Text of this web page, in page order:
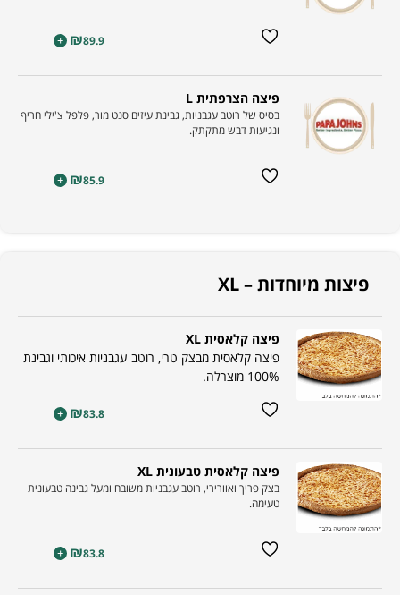
₪89.9
+
פיצה הצרפתית L
בסיס של רוטב עגבניות, גבינת עיזים סנט מור, פלפל צ'ילי חריף
ונגיעות דבש מתקתק.
₪85.9
+
פיצות מיוחדות – XL
פיצה קלאסית XL
פיצה קלאסית מבצק טרי, רוטב עגבניות איכותי וגבינת
100% מוצרלה.
₪83.8
+
פיצה קלאסית טבעונית XL
בצק פריך ואוורירי, רוטב עגבניות משובח ומעל גבינה טבעונית
טעימה.
₪83.8
+